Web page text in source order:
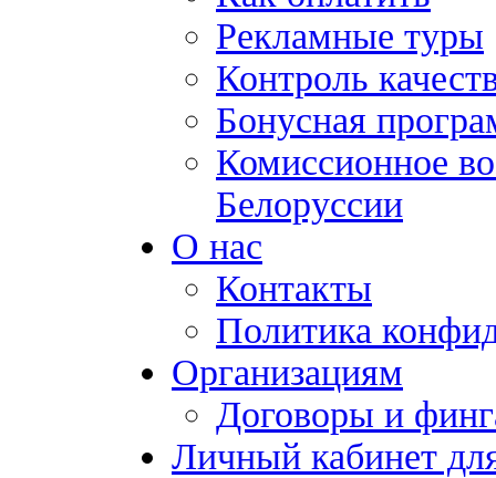
Рекламные туры
Контроль
Бонусная
Комиссионное
Белоруссии
О нас
Контакты
Политика
Организациям
Договоры и
Личный кабинет